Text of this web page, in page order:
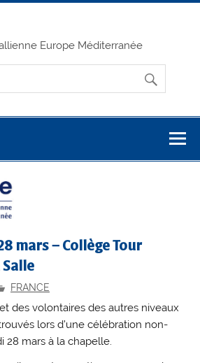
Europe Méditerranée
mars – Collège Tour
Salle
FRANCE
des volontaires des autres niveaux
lors d’une célébration non-
28 mars à la chapelle.